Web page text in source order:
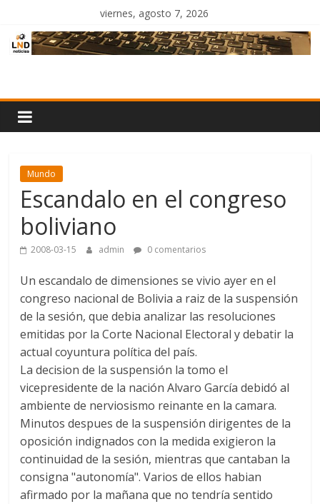
contenido
viernes, agosto 7, 2026
Noticias
Mundo
Escandalo en el congreso
boliviano
2008-03-15 admin 0 comentarios
Un escandalo de dimensiones se vivio ayer en el
congreso nacional de Bolivia a raiz de la suspensión
de la sesión, que debia analizar las resoluciones
emitidas por la Corte Nacional Electoral y debatir la
actual coyuntura política del país.
La decision de la suspensión la tomo el
vicepresidente de la nación Alvaro García debidó al
ambiente de nerviosismo reinante en la camara.
Minutos despues de la suspensión dirigentes de la
oposición indignados con la medida exigieron la
continuidad de la sesión, mientras que cantaban la
consigna "autonomía". Varios de ellos habian
afirmado por la mañana que no tendría sentido